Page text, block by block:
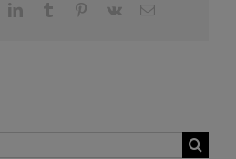
LinkedInTumblr Pinterest
Vk Email